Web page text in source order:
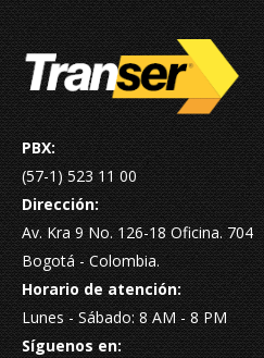
PBX:
(57-1) 523 11 00
Dirección:
Av. Kra 9 No. 126-18 Oficina. 704
Bogotá - Colombia.
Horario de atención:
Lunes - Sábado: 8 AM - 8 PM
Síguenos en: